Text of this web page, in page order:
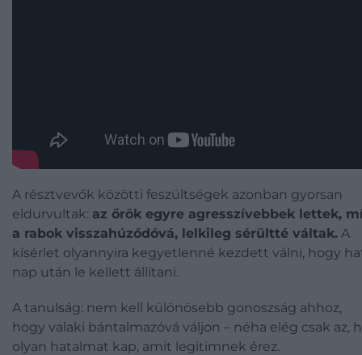
A résztvevők közötti feszültségek azonban gyorsan
eldurvultak: az őrök egyre agresszívebbek lettek,
a rabok visszahúzódóvá, lelkileg sérültté váltak. A
kísérlet olyannyira kegyetlenné kezdett válni, hogy
nap után le kellett állítani.
A tanulság: nem kell különösebb gonoszság ahhoz,
hogy valaki bántalmazóvá váljon – néha elég csak az,
olyan hatalmat kap, amit legitimnek érez.